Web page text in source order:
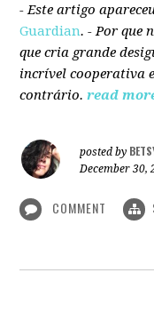
- Este artigo
Guardian. - Por que
que cria grande
incrível cooperativa
contrário. read
posted by
December 30,
COMMENT